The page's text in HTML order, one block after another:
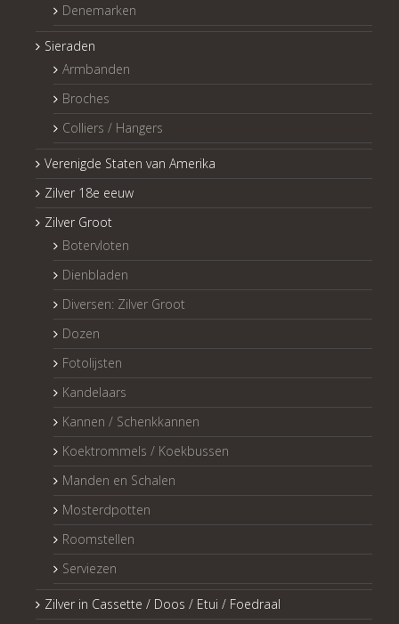
Denemarken
Sieraden
Armbanden
Broches
Colliers / Hangers
Verenigde Staten van Amerika
Zilver 18e eeuw
Zilver Groot
Botervloten
Dienbladen
Diversen: Zilver Groot
Dozen
Fotolijsten
Kandelaars
Kannen / Schenkkannen
Koektrommels / Koekbussen
Manden en Schalen
Mosterdpotten
Roomstellen
Serviezen
Zilver in Cassette / Doos / Etui / Foedraal